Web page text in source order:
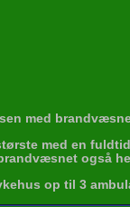
med
med en
også
op til 3